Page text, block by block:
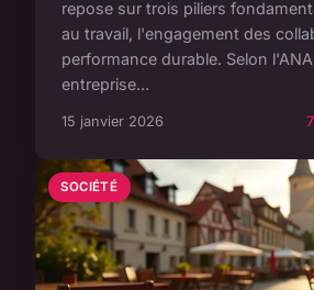
repose sur trois piliers
au travail, l'engagement des
performance durable. Selon
entreprise...
15 janvier 2026
SOCIÉTÉ